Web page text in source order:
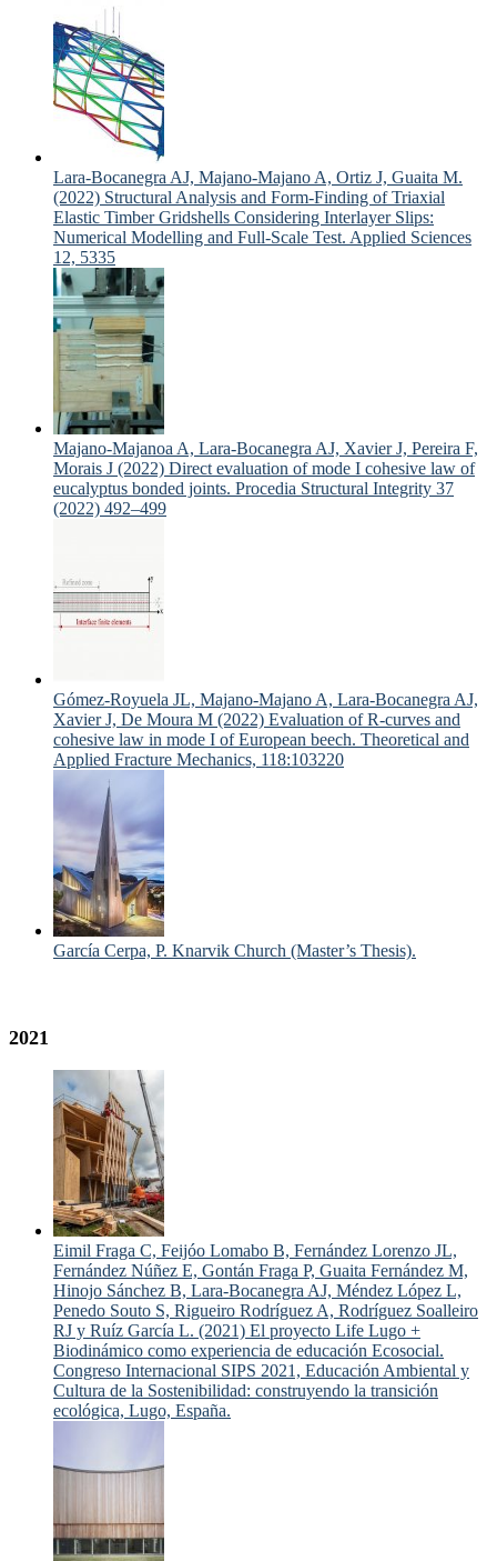
Lara-Bocanegra AJ, Majano-Majano A, Ortiz J, Guaita M.
(2022) Structural Analysis and Form-Finding of Triaxial
Elastic Timber Gridshells Considering Interlayer Slips:
Numerical Modelling and Full-Scale Test. Applied Sciences
12, 5335
Majano-Majanoa A, Lara-Bocanegra AJ, Xavier J, Pereira F,
Morais J (2022) Direct evaluation of mode I cohesive law of
eucalyptus bonded joints. Procedia Structural Integrity 37
(2022) 492–499
Gómez-Royuela JL, Majano-Majano A, Lara-Bocanegra AJ,
Xavier J, De Moura M (2022) Evaluation of R-curves and
cohesive law in mode I of European beech. Theoretical and
Applied Fracture Mechanics, 118:103220
García Cerpa, P. Knarvik Church (Master’s Thesis).
2021
Eimil Fraga C, Feijóo Lomabo B, Fernández Lorenzo JL,
Fernández Núñez E, Gontán Fraga P, Guaita Fernández M,
Hinojo Sánchez B, Lara-Bocanegra AJ, Méndez López L,
Penedo Souto S, Rigueiro Rodríguez A, Rodríguez Soalleiro
RJ y Ruíz García L. (2021) El proyecto Life Lugo +
Biodinámico como experiencia de educación Ecosocial.
Congreso Internacional SIPS 2021, Educación Ambiental y
Cultura de la Sostenibilidad: construyendo la transición
ecológica, Lugo, España.